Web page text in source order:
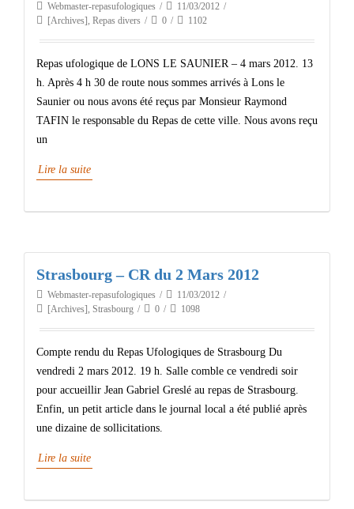
Webmaster-repasufologiques
11/03/2012
[Archives], Repas divers 0 1102
Repas ufologique de LONS LE SAUNIER – 4 mars 2012. 13
h. Après 4 h 30 de route nous sommes arrivés à Lons le
Saunier ou nous avons été reçus par Monsieur Raymond
TAFIN le responsable du Repas de cette ville. Nous avons reçu
un
Lire la suite
Strasbourg – CR du 2 Mars 2012
Webmaster-repasufologiques
11/03/2012
[Archives], Strasbourg 0 1098
Compte rendu du Repas Ufologiques de Strasbourg Du
vendredi 2 mars 2012. 19 h. Salle comble ce vendredi soir
pour accueillir Jean Gabriel Greslé au repas de Strasbourg.
Enfin, un petit article dans le journal local a été publié après
une dizaine de sollicitations.
Lire la suite